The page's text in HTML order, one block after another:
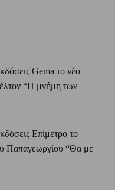
Gema το νέο
“Η μνήμη των
Επίμετρο το
Παπαγεωργίου “Θα με